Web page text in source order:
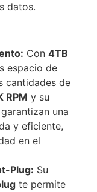
datos.
Con 4TB
espacio de
cantidades de
RPM y su
garantizan una
y eficiente,
en el
Plug: Su
te permite